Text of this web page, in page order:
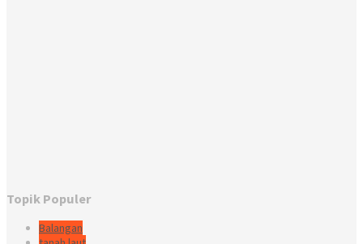
Topik Populer
Balangan